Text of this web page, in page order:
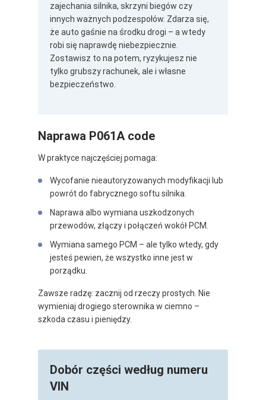
zajechania silnika, skrzyni biegów czy
innych ważnych podzespołów. Zdarza się,
że auto gaśnie na środku drogi – a wtedy
robi się naprawdę niebezpiecznie.
Zostawisz to na potem, ryzykujesz nie
tylko grubszy rachunek, ale i własne
bezpieczeństwo.
Naprawa P061A code
W praktyce najczęściej pomaga:
Wycofanie nieautoryzowanych modyfikacji lub
powrót do fabrycznego softu silnika.
Naprawa albo wymiana uszkodzonych
przewodów, złączy i połączeń wokół PCM.
Wymiana samego PCM – ale tylko wtedy, gdy
jesteś pewien, że wszystko inne jest w
porządku.
Zawsze radzę: zacznij od rzeczy prostych. Nie
wymieniaj drogiego sterownika w ciemno –
szkoda czasu i pieniędzy.
Dobór części według numeru
VIN